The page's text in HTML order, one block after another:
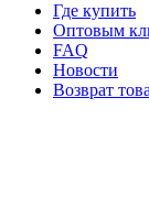
Где купить
Оптовым
FAQ
Новости
Возврат